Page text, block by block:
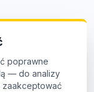
poprawne
— do analizy
zaakceptować